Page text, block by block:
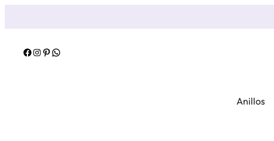
contenido
Facebook Instagram Pinterest WhatsApp
Anillos